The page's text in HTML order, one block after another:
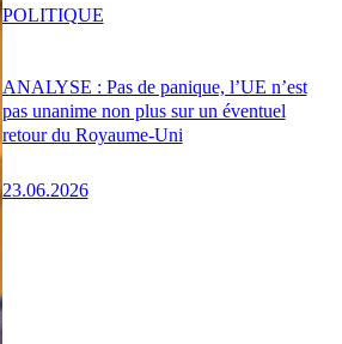
ANALYSE : Pas de panique, l’UE n’est
pas unanime non plus sur un éventuel
retour du Royaume-Uni
23.06.2026
POLITIQUE